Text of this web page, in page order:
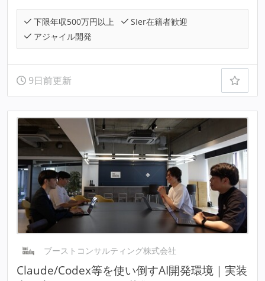
下限年収500万円以上
SIer在籍者歓迎
アジャイル開発
9日前更新
ブーストコンサルティング株式会社
Claude/Codex等を使い倒すAI開発環境｜実装